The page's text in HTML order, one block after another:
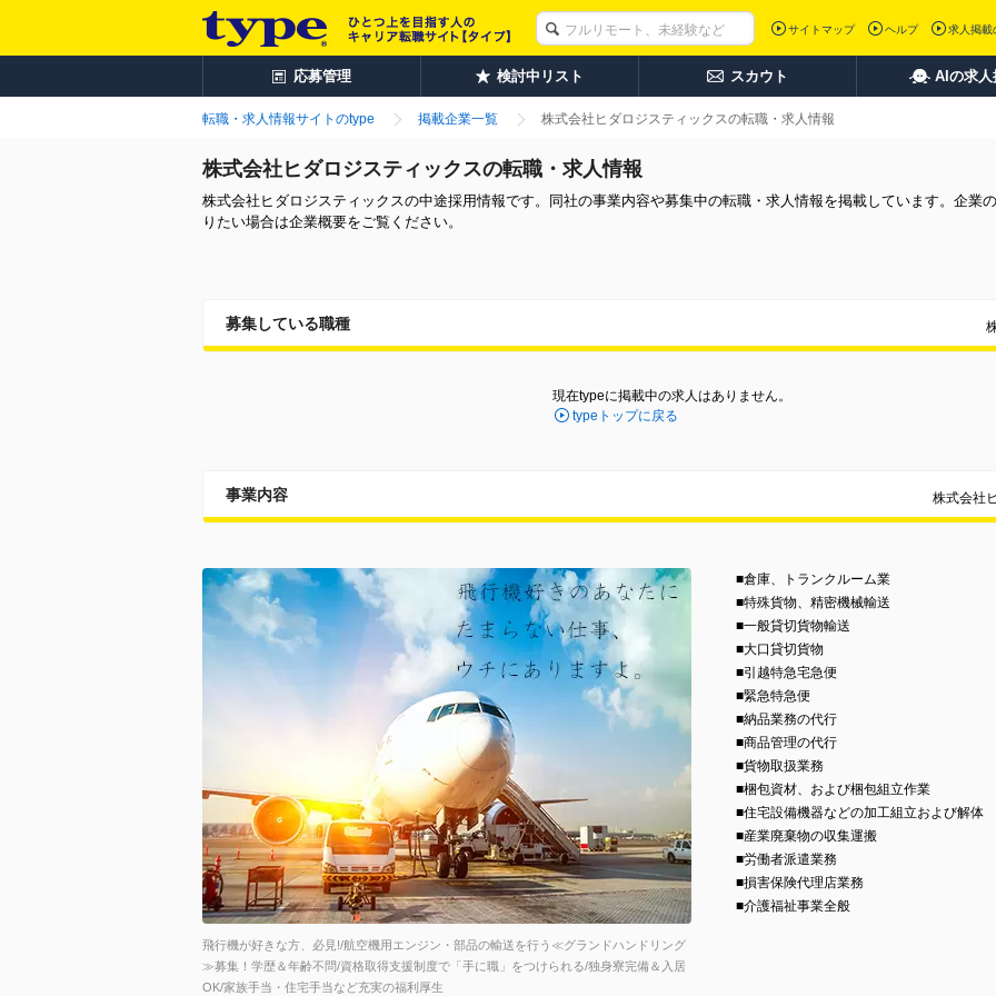
サイトマップ ヘルプ 求人掲載
応募管理 検討中リスト スカウト AIの求人
転職・求人情報サイトのtype 掲載企業一覧 株式会社ヒダロジスティックスの転職・求人情報
株式会社ヒダロジスティックスの転職・求人情報
株式会社ヒダロジスティックスの中途採用情報です。同社の事業内容や募集中の転職・求人情報を掲載しています。企業
りたい場合は企業概要をご覧ください。
募集している職種
現在typeに掲載中の求人はありません。
typeトップに戻る
事業内容 株式会社
飛行機が好きな方、必見!/航空機用エンジン・部品の輸送を行う≪グランドハンドリング
≫募集！学歴＆年齢不問/資格取得支援制度で「手に職」をつけられる/独身寮完備＆入居
OK/家族手当・住宅手当など充実の福利厚生
■倉庫、トランクルーム業
■特殊貨物、精密機械輸送
■一般貸切貨物輸送
■大口貸切貨物
■引越特急宅急便
■緊急特急便
■納品業務の代行
■商品管理の代行
■貨物取扱業務
■梱包資材、および梱包組立作業
■住宅設備機器などの加工組立および解体
■産業廃棄物の収集運搬
■労働者派遣業務
■損害保険代理店業務
■介護福祉事業全般